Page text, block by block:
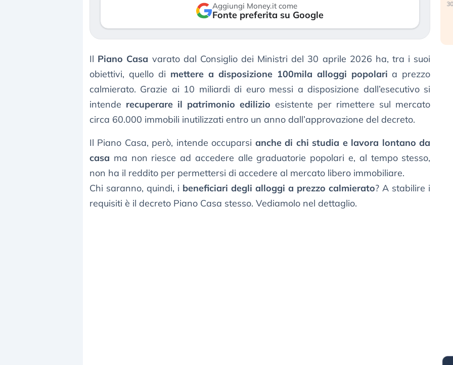
Aggiungi Money.it come
Fonte preferita su Google
Il Piano Casa varato dal Consiglio dei Ministri del 30 aprile 2026 ha, tra i suoi
obiettivi, quello di mettere a disposizione 100mila alloggi popolari a prezzo
calmierato. Grazie ai 10 miliardi di euro messi a disposizione dall’esecutivo si
intende recuperare il patrimonio edilizio esistente per rimettere sul mercato
circa 60.000 immobili inutilizzati entro un anno dall’approvazione del decreto.
Il Piano Casa, però, intende occuparsi anche di chi studia e lavora lontano da
casa ma non riesce ad accedere alle graduatorie popolari e, al tempo stesso,
non ha il reddito per permettersi di accedere al mercato libero immobiliare.
Chi saranno, quindi, i beneficiari degli alloggi a prezzo calmierato? A stabilire i
requisiti è il decreto Piano Casa stesso. Vediamolo nel dettaglio.
3 agosto 2026